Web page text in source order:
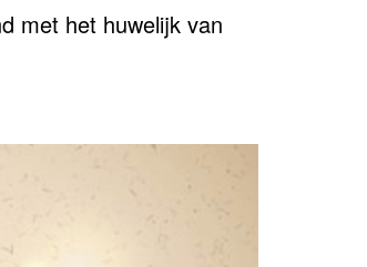
met het huwelijk van